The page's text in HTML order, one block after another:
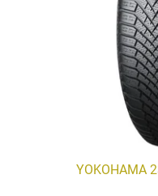
YOKOHAMA